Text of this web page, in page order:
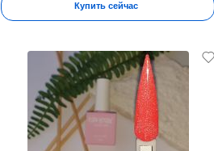
Купить сейчас